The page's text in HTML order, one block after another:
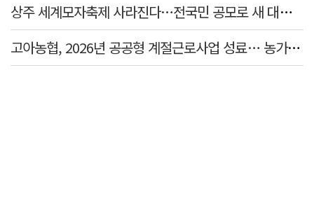
상주 세계모자축제 사라진다…전국민 공모로 새 대표축제 발굴 나서
고아농협, 2026년 공공형 계절근로사업 성료… 농가 일손 부족 해소 '효자'